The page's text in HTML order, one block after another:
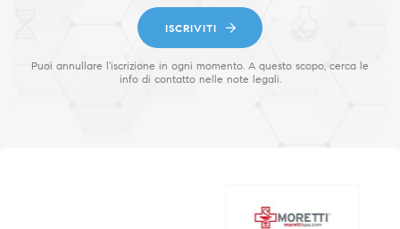
ISCRIVITI
Puoi annullare l'iscrizione in ogni momento. A questo scopo, cerca le
info di contatto nelle note legali.